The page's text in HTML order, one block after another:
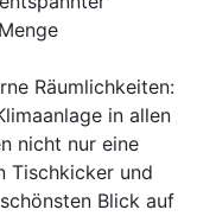
Räumlichkeiten:
in allen
nicht nur eine
Tischkicker und
Blick auf